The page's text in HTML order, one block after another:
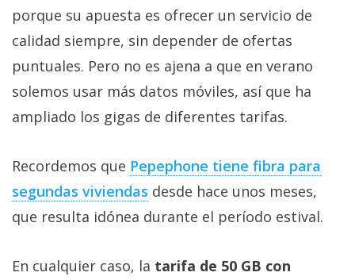
porque su apuesta es ofrecer un servicio de
calidad siempre, sin depender de ofertas
puntuales. Pero no es ajena a que en verano
solemos usar más datos móviles, así que ha
ampliado los gigas de diferentes tarifas.
Recordemos que Pepephone tiene fibra para
segundas viviendas‎ desde hace unos meses,
que resulta idónea durante el período estival.
En cualquier caso, la tarifa de 50 GB con